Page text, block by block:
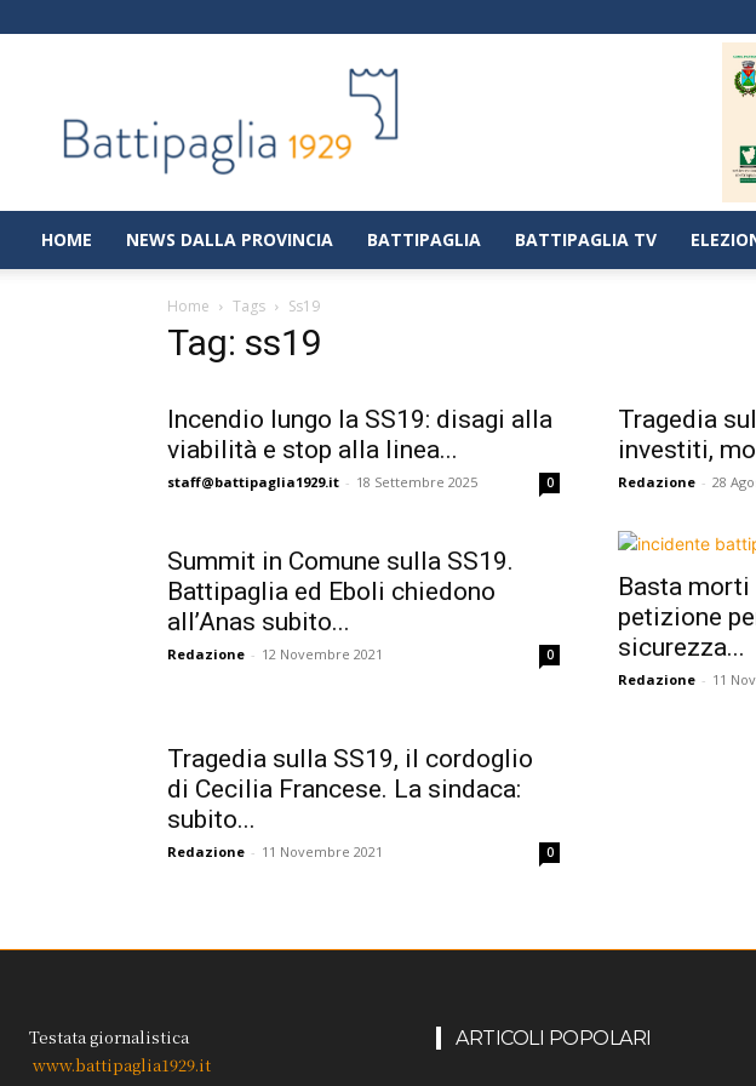
|
Notizie
dalla
città
di
HOME NEWS DALLA PROVINCIA BATTIPAGLIA BATTIPAGLIA TV
Home Tags Ss19
Tag: ss19
Incendio lungo la SS19: disagi alla
viabilità e stop alla linea...
staff@battipaglia1929.it - 18 Settembre 2025 0
Tragedia
investiti,
Redazione - 28
Summit in Comune sulla SS19.
Battipaglia ed Eboli chiedono
all’Anas subito...
Redazione - 12 Novembre 2021 0
Basta
petizione
sicurezza...
Redazione - 11
Tragedia sulla SS19, il cordoglio
di Cecilia Francese. La sindaca:
subito...
Redazione - 11 Novembre 2021 0
Testata giornalistica
www.battipaglia1929.it
ARTICOLI POPOLARI